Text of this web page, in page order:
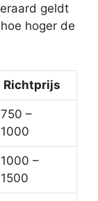
geldt
hoger de
Richtprijs
–
–